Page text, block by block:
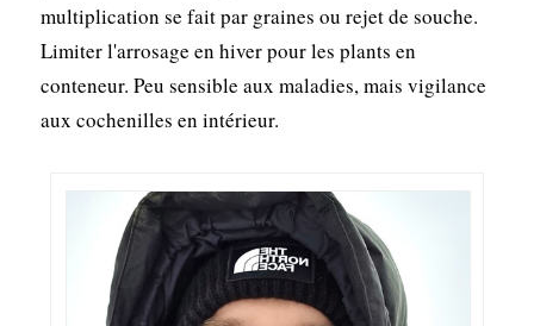
multiplication se fait par graines ou rejet de souche.
Limiter l'arrosage en hiver pour les plants en
conteneur. Peu sensible aux maladies, mais vigilance
aux cochenilles en intérieur.